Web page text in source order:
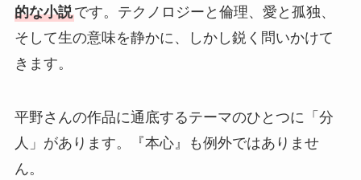
的な小説です。テクノロジーと倫理、愛と孤独、
そして生の意味を静かに、しかし鋭く問いかけて
きます。
平野さんの作品に通底するテーマのひとつに「分
人」があります。『本心』も例外ではありませ
ん。